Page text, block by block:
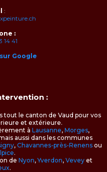
:
:
14 41
Google
:
tout le canton de Vaud pour vos
et extérieure.
à Lausanne, Morges,
aussi dans les communes
, Chavannes-près-Renensou
.
de Nyon,Yverdon, Vevey et
.